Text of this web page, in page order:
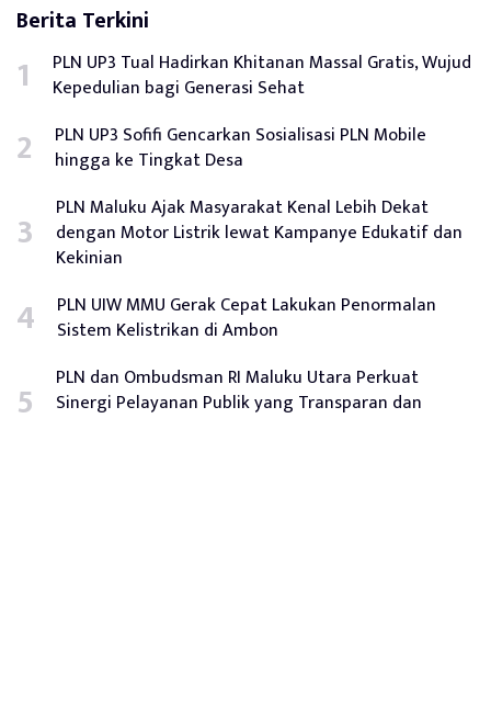
Berita Terkini
PLN UP3 Tual Hadirkan Khitanan Massal Gratis, Wujud
Kepedulian bagi Generasi Sehat
PLN UP3 Sofifi Gencarkan Sosialisasi PLN Mobile
hingga ke Tingkat Desa
PLN Maluku Ajak Masyarakat Kenal Lebih Dekat
dengan Motor Listrik lewat Kampanye Edukatif dan
Kekinian
PLN UIW MMU Gerak Cepat Lakukan Penormalan
Sistem Kelistrikan di Ambon
PLN dan Ombudsman RI Maluku Utara Perkuat
Sinergi Pelayanan Publik yang Transparan dan